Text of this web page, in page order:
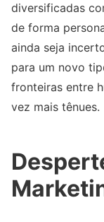
diversificadas
de forma
ainda seja
para um novo
fronteiras entre
vez mais tênues.